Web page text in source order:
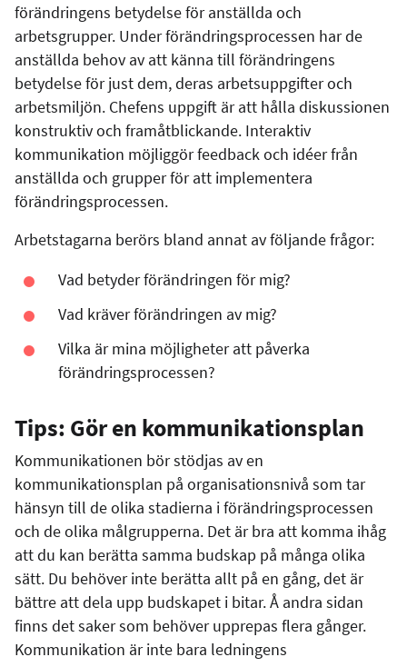
förändringens betydelse för anställda och
arbetsgrupper. Under förändringsprocessen har de
anställda behov av att känna till förändringens
betydelse för just dem, deras arbetsuppgifter och
arbetsmiljön. Chefens uppgift är att hålla diskussionen
konstruktiv och framåtblickande. Interaktiv
kommunikation möjliggör feedback och idéer från
anställda och grupper för att implementera
förändringsprocessen.
Arbetstagarna berörs bland annat av följande frågor:
Vad betyder förändringen för mig?
Vad kräver förändringen av mig?
Vilka är mina möjligheter att påverka
förändringsprocessen?
Tips: Gör en kommunikationsplan
Kommunikationen bör stödjas av en
kommunikationsplan på organisationsnivå som tar
hänsyn till de olika stadierna i förändringsprocessen
och de olika målgrupperna. Det är bra att komma ihåg
att du kan berätta samma budskap på många olika
sätt. Du behöver inte berätta allt på en gång, det är
bättre att dela upp budskapet i bitar. Å andra sidan
finns det saker som behöver upprepas flera gånger.
Kommunikation är inte bara ledningens